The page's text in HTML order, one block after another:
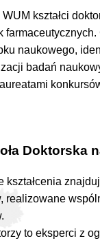
WUM kształci
naukowego,
badań
Doktorska
kształcenia
realizowane
to eksperci z